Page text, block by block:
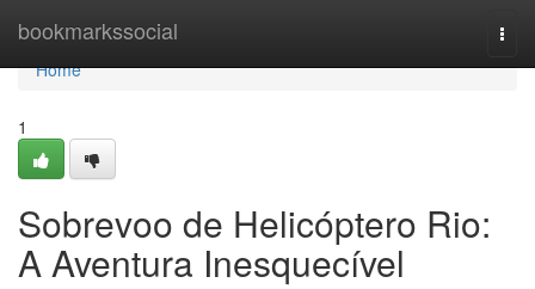
bookmarkssocial
Home
Home
1
Sobrevoo de Helicóptero Rio:
A Aventura Inesquecível